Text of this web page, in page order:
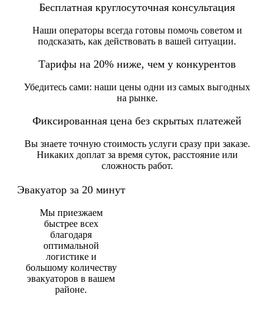
Бесплатная круглосуточная консультация
Наши операторы всегда готовы помочь советом и
подсказать, как действовать в вашей ситуации.
Тарифы на 20% ниже, чем у конкурентов
Убедитесь сами: наши цены одни из самых выгодных
на рынке.
Фиксированная цена без скрытых платежей
Вы знаете точную стоимость услуги сразу при заказе.
Никаких доплат за время суток, расстояние или
сложность работ.
Эвакуатор за 20 минут
Мы приезжаем
быстрее всех
благодаря
оптимальной
логистике и
большому количеству
эвакуаторов в вашем
районе.